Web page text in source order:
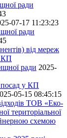
ради
07-17 11:23:23
ради
від мереж
КП
ради 2025-
посад у КП
05-15 08:45:15
ТОВ «Еко-
територіальної
схемою